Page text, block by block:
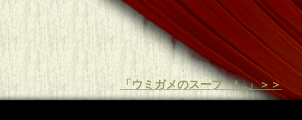
「ウミガメのスープ I...」＞＞